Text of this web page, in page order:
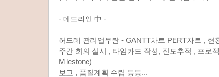
- 데드라인 中 -
허드레 관리업무란 - GANTT차트 PERT차트 , 현
주간 회의 실시 , 타임카드 작성, 진도추적 , 프로
Milestone)
보고 , 품질계획 수립 등등...